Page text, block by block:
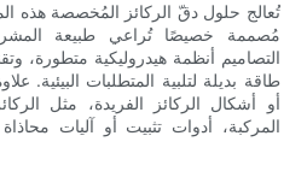
تُعالج حلول دقّ الركائز المُخصصة هذه
مُصممة خصيصًا تُراعي طبيعة
التصاميم أنظمة هيدروليكية متطورة،
طاقة بديلة لتلبية المتطلبات البيئية.
أو أشكال الركائز الفريدة، مثل
المركبة، أدوات تثبيت أو آليات